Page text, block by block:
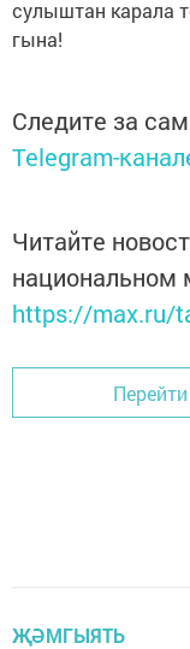
сулыштан карала
гына!
Следите за
Telegram-
Читайте
национальном
https://max.ru/
ҖӘМГЫЯТЬ